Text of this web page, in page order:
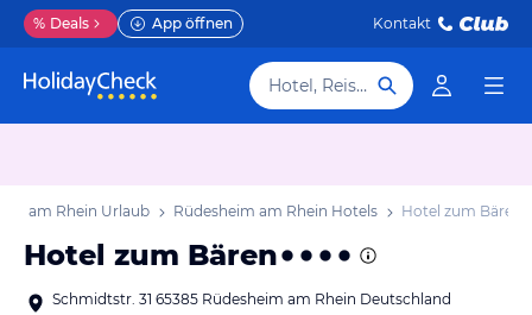
% Deals App öffnen Kontakt
Hotel, Reiseziel
am Rhein Urlaub Rüdesheim am Rhein Hotels Hotel zum Bären
Hotel zum Bären
Schmidtstr. 31 65385 Rüdesheim am Rhein Deutschland